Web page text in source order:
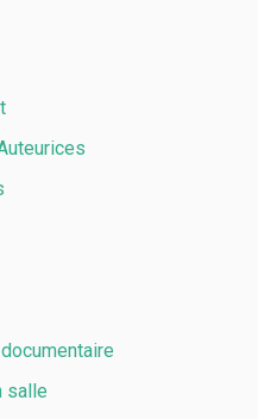
salle